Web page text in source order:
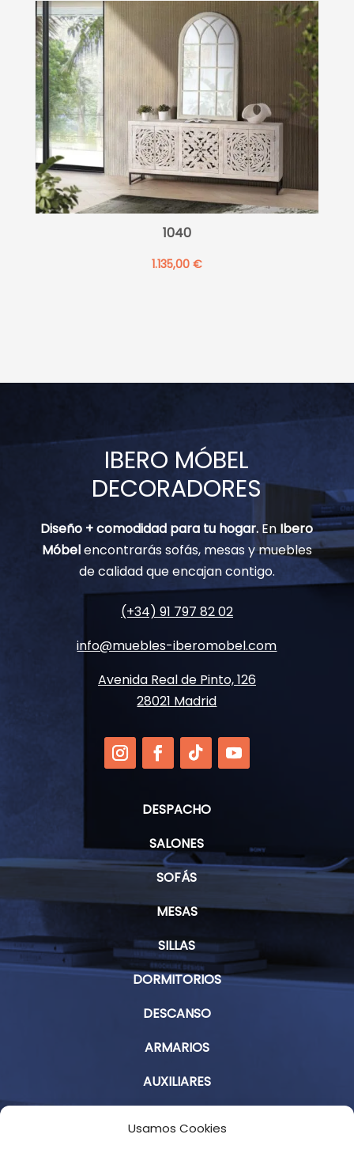
Usamos Cookies
1040
1.135,00 €
IBERO MÓBEL
DECORADORES
Diseño + comodidad para tu hogar. EnIbero
Móbelencontrarás sofás, mesas y muebles
de calidad que encajan contigo.
(+34) 91 797 82 02
info@muebles-iberomobel.com
Avenida Real de Pinto, 126
28021 Madrid
DESPACHO
SALONES
SOFÁS
MESAS
SILLAS
DORMITORIOS
DESCANSO
ARMARIOS
AUXILIARES
Aviso Legal